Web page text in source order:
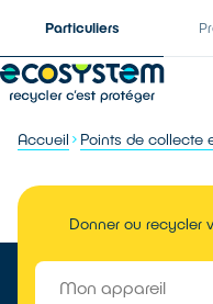
Particuliers
Accueil Points de collecte
Donner ou recycler